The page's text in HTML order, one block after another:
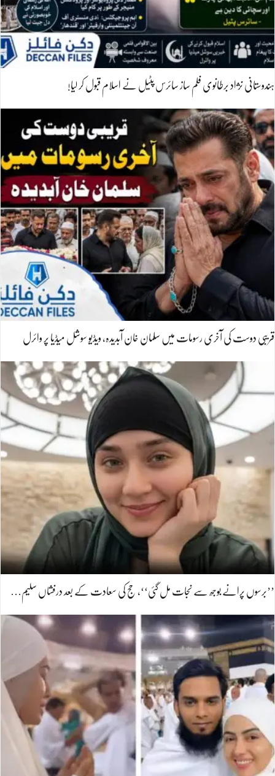
ہندوستانی نژاد برطانوی فلم ساز سائرس پٹیل نے اسلام قبول کر لیا!
قریبی دوست کی آخری رسومات میں سلمان خان آبدیدہ، ویڈیو سوشل میڈیا پر وائرل
’’برسوں پرانے بوجھ سے نجات مل گئی‘‘، حج کی سعادت کے بعد درفشاں سلیم…